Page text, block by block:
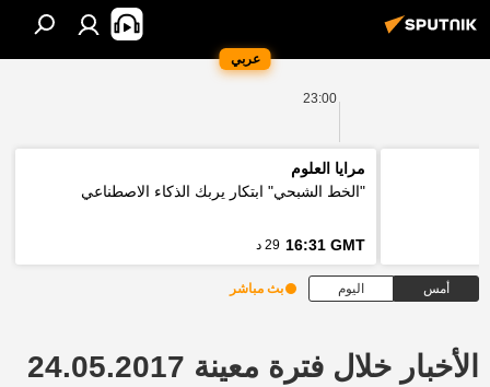
عربي
23:00
مرايا العلوم
"الخط الشبحي" ابتكار يربك الذكاء الاصطناعي
16:31 GMT 29 د
أمس اليوم بث مباشر
الأخبار خلال فترة معينة 24.05.2017